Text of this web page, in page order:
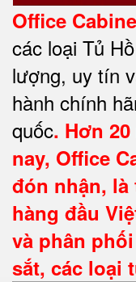
Office
các loại Tủ
lượng, uy tín
hành chính
quốc. Hơn
nay, Office
đón nhận,
hàng đầu
và phân
sắt, các loại